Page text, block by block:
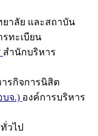
าลัย และสถาบัน
ทะเบียน
สำนักบริหาร
รกิจการนิสิต
บจ.) องค์การบริหาร
วไป